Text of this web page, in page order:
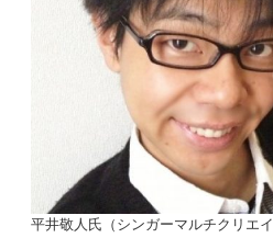
平井敬人氏（シンガーマルチクリエ